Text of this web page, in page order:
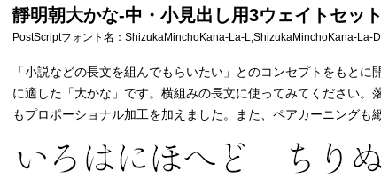
靜明朝大かな-中・小見出し用3ウェイトセッ
PostScriptフォント名： ShizukaMinchoKana-La-L,ShizukaMinchoKana-La-
「小説などの長文を組んでもらいたい」とのコンセプトをもと
に適した「大かな」です。横組みの長文に使ってみてください
もプロポーショナル加工を加えました。また、ペアカーニングも